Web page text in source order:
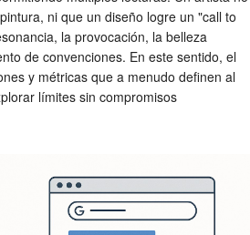
ni que un diseño logre un "call to
la provocación, la belleza
de convenciones. En este sentido, el
y métricas que a menudo definen al
límites sin compromisos